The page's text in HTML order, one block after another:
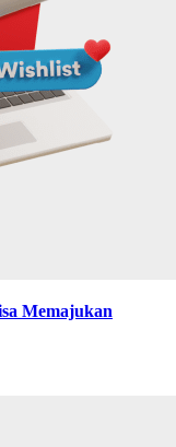
Memajukan